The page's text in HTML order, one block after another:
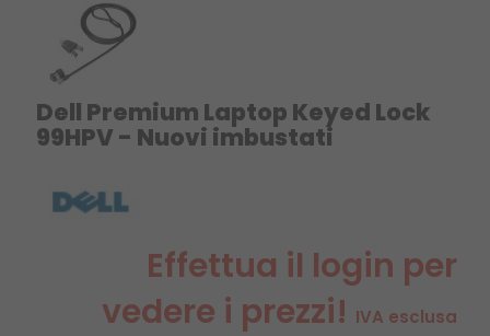
Dell Premium Laptop Keyed Lock
99HPV - Nuovi imbustati
Effettua il login per
vedere i prezzi! IVA esclusa